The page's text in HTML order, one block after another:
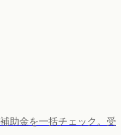
助金を一括チェック。受